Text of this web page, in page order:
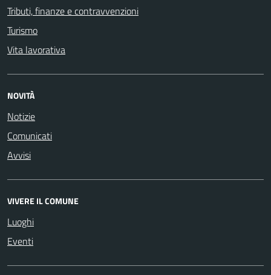
Tributi, finanze e contravvenzioni
Turismo
Vita lavorativa
NOVITÀ
Notizie
Comunicati
Avvisi
VIVERE IL COMUNE
Luoghi
Eventi